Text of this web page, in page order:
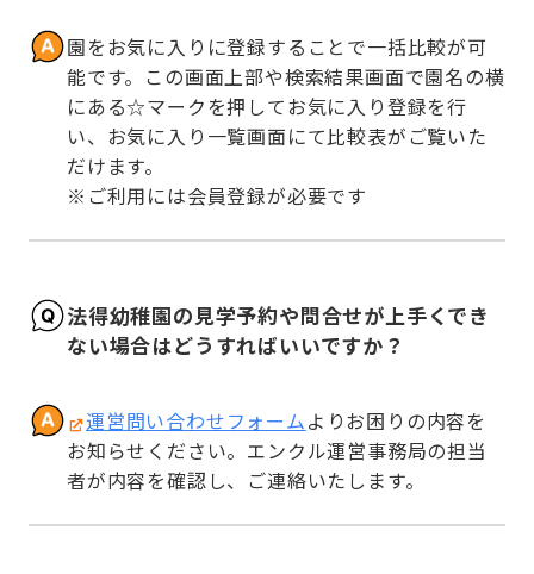
園をお気に入りに登録することで一括比較が可
能です。この画面上部や検索結果画面で園名の横
にある☆マークを押してお気に入り登録を行
い、お気に入り一覧画面にて比較表がご覧いた
だけます。
※ご利用には会員登録が必要です
法得幼稚園の見学予約や問合せが上手くでき
ない場合はどうすればいいですか？
運営問い合わせフォームよりお困りの内容を
お知らせください。エンクル運営事務局の担当
者が内容を確認し、ご連絡いたします。